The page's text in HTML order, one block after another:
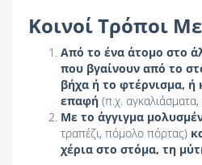
Kοινοί Τρόποι
Από το ένα άτομο στο
που βγαίνουν από το
βήχα ή το φτέρνισμα, ή
επαφή (π.χ. αγκαλιάσματα,
Με το άγγιγμα
τραπέζι, πόμολο πόρτας)
χέρια στο στόμα, τη